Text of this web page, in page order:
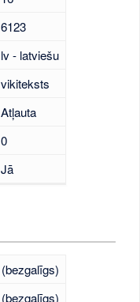
6123
lv - latviešu
vikiteksts
Atļauta
0
Jā